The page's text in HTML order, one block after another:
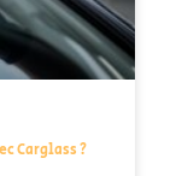
Carglass ?